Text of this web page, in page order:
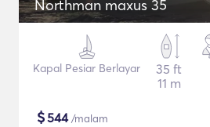
Northman maxus 35
Kapal Pesiar Berlayar
35 ft
11 m
$544/malam